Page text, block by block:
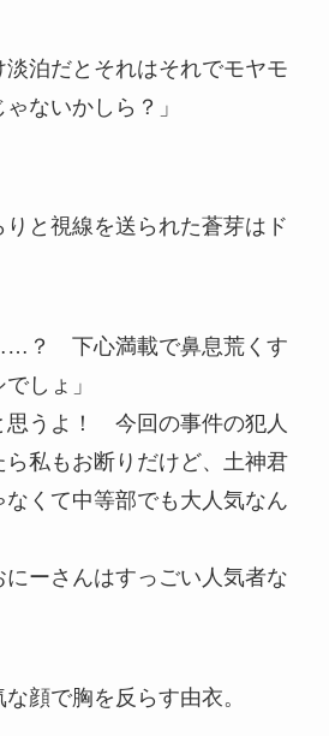
泊だとそれはそれでモヤモ
ないかしら？」
と視線を送られた蒼芽はド
？ 下心満載で鼻息荒くす
しょ」
思うよ！ 今回の事件の犯人
私もお断りだけど、土神君
くて中等部でも大人気なん
ーさんはすっごい人気者な
顔で胸を反らす由衣。